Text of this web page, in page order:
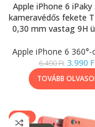
Apple iPhone 6 iPaky
kameravédős fekete
0,30 mm vastag 9H
Apple iPhone 6
6.490Ft 3.990
TOVÁBB
-15%